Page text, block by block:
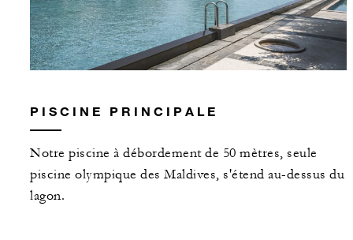
PISCINE PRINCIPALE
Notre piscine à débordement de 50 mètres, seule
piscine olympique des Maldives, s'étend au-dessus du
lagon.